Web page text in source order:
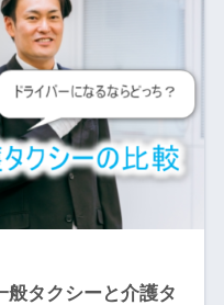
般タクシーと介護タ